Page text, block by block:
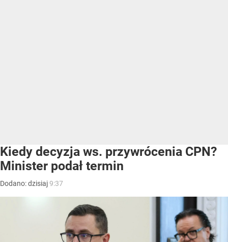
Kiedy decyzja ws. przywrócenia CPN?
Minister podał termin
Dodano:dzisiaj9:37